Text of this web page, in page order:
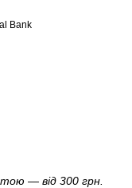
Bank
— від 300 грн.